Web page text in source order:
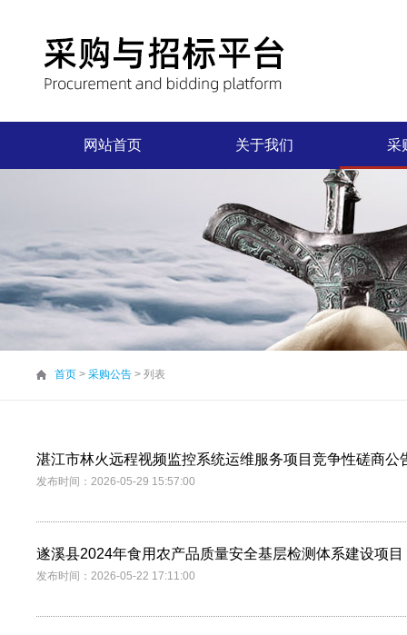
网站首页 关于我们 采
首页 > 采购公告 > 列表
湛江市林火远程视频监控系统运维服务项目竞争性磋商公
发布时间：2026-05-29 15:57:00
遂溪县2024年食用农产品质量安全基层检测体系建设项
发布时间：2026-05-22 17:11:00